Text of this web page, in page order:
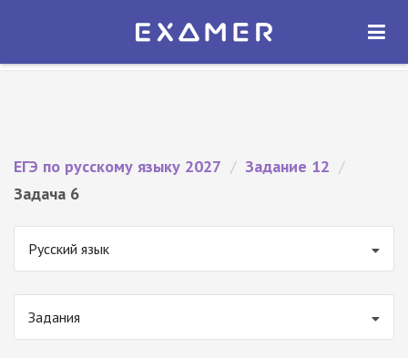
Экзамер — ЕГЭ 2027
ОТКРЫТЬ
ЕГЭ по русскому языку 2027 / Задание 12 /
Задача 6
Русский язык
Задания